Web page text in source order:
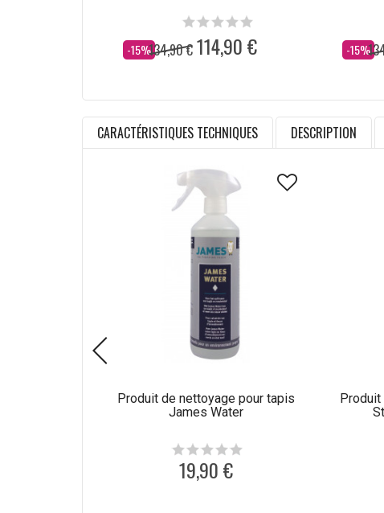
-15%
Dès 134,90 € 114,90 € -15%
Dès
CARACTÉRISTIQUES TECHNIQUES DESCRIPTION
Produit de nettoyage pour tapis
James Water
19,90 €